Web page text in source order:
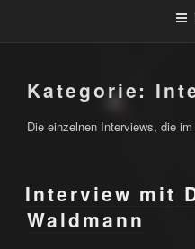
Kategorie:
Die einzelnen Interviews, die
Interview mit
Waldmann